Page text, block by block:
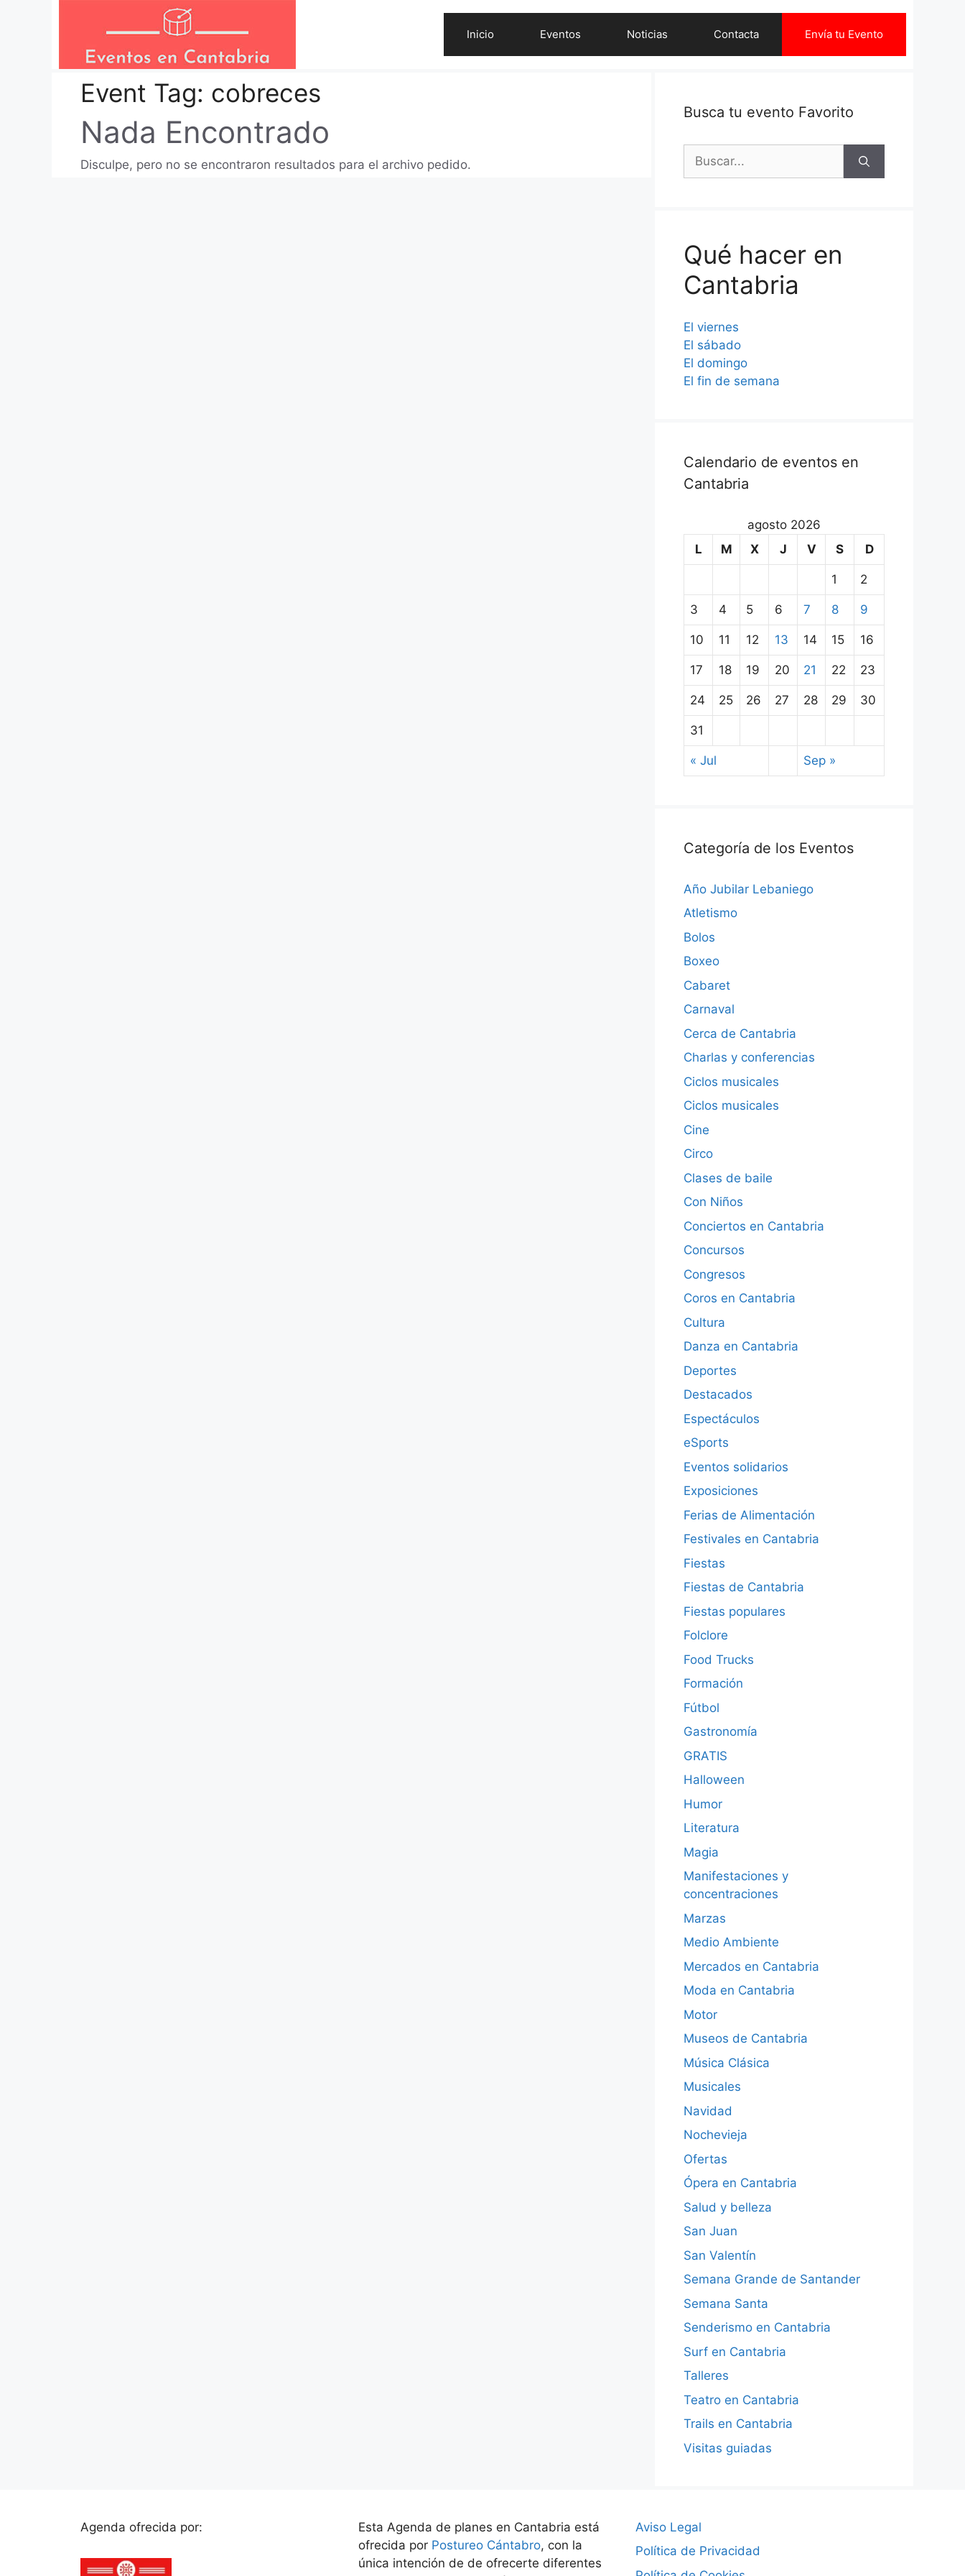
Inicio Eventos Noticias Contacta Envía tu Evento
Event Tag: cobreces
Nada Encontrado
Disculpe, pero no se encontraron resultados para el archivo pedido.
Busca tu evento Favorito
Buscar:
Qué hacer en
Cantabria
El viernes
El sábado
El domingo
El fin de semana
Calendario de eventos en
Cantabria
agosto 2026
L
M X J V S D
1 2
3 4 5 6 7 8 9
10 11 12 13 14 15 16
17 18 19 20 21 22 23
24 25 26 27 28 29 30
31
« Jul Sep »
Categoría de los Eventos
Año Jubilar Lebaniego
Atletismo
Bolos
Boxeo
Cabaret
Carnaval
Cerca de Cantabria
Charlas y conferencias
Ciclos musicales
Ciclos musicales
Cine
Circo
Clases de baile
Con Niños
Conciertos en Cantabria
Concursos
Congresos
Coros en Cantabria
Cultura
Danza en Cantabria
Deportes
Destacados
Espectáculos
eSports
Eventos solidarios
Exposiciones
Ferias de Alimentación
Festivales en Cantabria
Fiestas
Fiestas de Cantabria
Fiestas populares
Folclore
Food Trucks
Formación
Fútbol
Gastronomía
GRATIS
Halloween
Humor
Literatura
Magia
Manifestaciones y
concentraciones
Marzas
Medio Ambiente
Mercados en Cantabria
Moda en Cantabria
Motor
Museos de Cantabria
Música Clásica
Musicales
Navidad
Nochevieja
Ofertas
Ópera en Cantabria
Salud y belleza
San Juan
San Valentín
Semana Grande de Santander
Semana Santa
Senderismo en Cantabria
Surf en Cantabria
Talleres
Teatro en Cantabria
Trails en Cantabria
Visitas guiadas
Agenda ofrecida por:
Esta Agenda de planes en Cantabria está
ofrecida por Postureo Cántabro, con la
única intención de de ofrecerte diferentes
Aviso Legal
Política de Privacidad